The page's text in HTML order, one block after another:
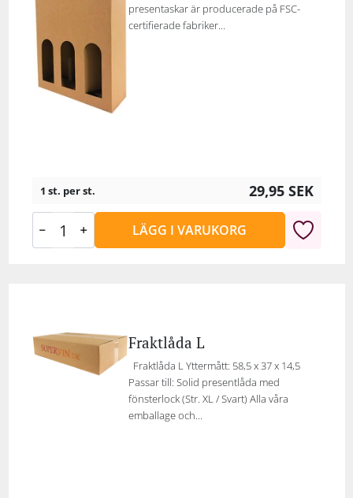
presentaskar är producerade på FSC-
certifierade fabriker...
1 st. per st. 29,95 SEK
LÄGG I VARUKORG
Fraktlåda L
Fraktlåda L Yttermått: 58,5 x 37 x 14,5
Passar till: Solid presentlåda med
fönsterlock (Str. XL / Svart) Alla våra
emballage och...